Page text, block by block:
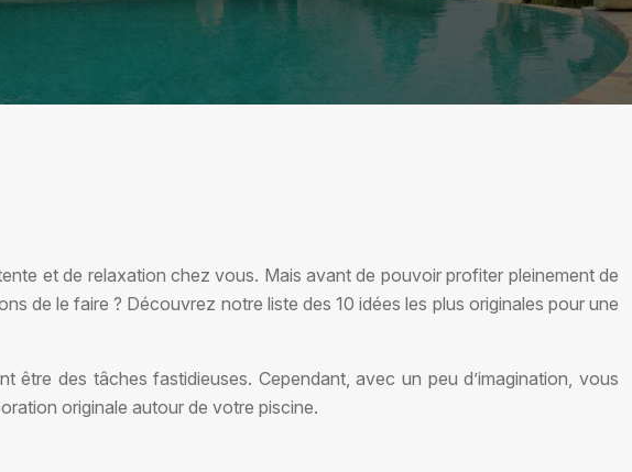
et de relaxation chez vous. Mais avant de pouvoir profiter pleinement de
de le faire ? Découvrez notre liste des 10 idées les plus originales pour une
des tâches fastidieuses. Cependant, avec un peu d’imagination, vous
originale autour de votre piscine.